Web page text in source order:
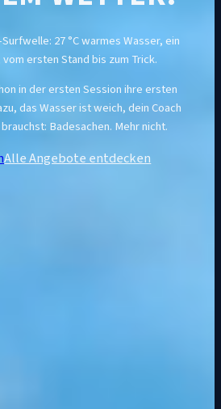
27 °C warmes Wasser, ein
ersten Stand bis zum Trick.
in der ersten Session ihre ersten
das Wasser ist weich, dein Coach
Badesachen. Mehr nicht.
Alle Angebote entdecken